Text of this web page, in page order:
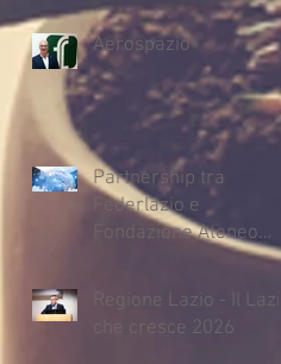
Aerospazio
Partnership tra
Federlazio e
Fondazione Ateneo
Regione Lazio - Il Lazio
che cresce 2026